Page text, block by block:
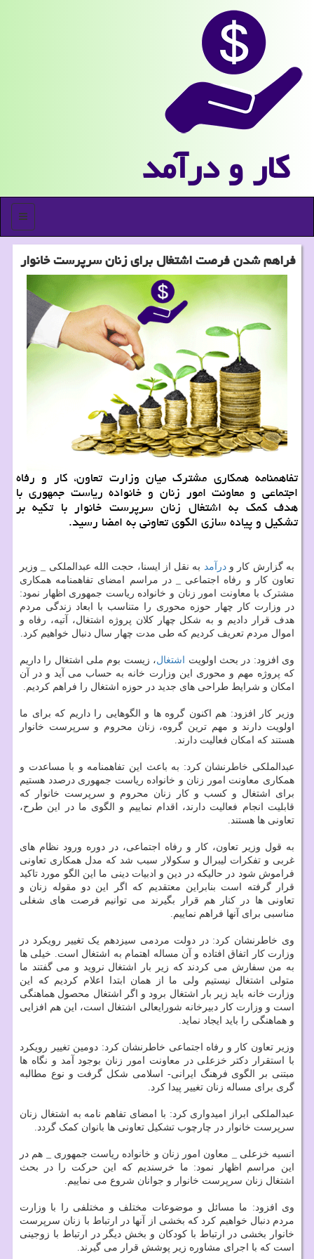
كار و درآمد
منو
فراهم شدن فرصت اشتغال برای زنان سرپرست خانوار
تفاهمنامه همکاری مشترک میان وزارت تعاون، کار و رفاه
اجتماعی و معاونت امور زنان و خانواده ریاست جمهوری با
هدف کمک به اشتغال زنان سرپرست خانوار با تکیه بر
تشکیل و پیاده سازی الگوی تعاونی به امضا رسید.
به گزارش کار ودرآمد به نقل از ایسنا، حجت الله عبدالملکی _ وزیر
تعاون کار و رفاه اجتماعی _ در مراسم امضای تفاهمنامه همکاری
مشترک با معاونت امور زنان و خانواده ریاست جمهوری اظهار نمود:
در وزارت کار چهار حوزه محوری را متناسب با ابعاد زندگی مردم
هدف قرار دادیم و به شکل چهار کلان پروژه اشتغال، آتیه، رفاه و
اموال مردم تعریف کردیم که طی مدت چهار سال دنبال خواهیم کرد.
وی افزود: در بحث اولویت اشتغال، زیست بوم ملی اشتغال را داریم
که پروژه مهم و محوری این وزارت خانه به حساب می آید و در آن
امکان و شرایط طراحی های جدید در حوزه اشتغال را فراهم کردیم.
وزیر کار افزود: هم اکنون گروه ها و الگوهایی را داریم که برای ما
اولویت دارند و مهم ترین گروه، زنان محروم و سرپرست خانوار
هستند که امکان فعالیت دارند.
عبدالملکی خاطرنشان کرد: به باعث این تفاهمنامه و با مساعدت و
همکاری معاونت امور زنان و خانواده ریاست جمهوری درصدد هستیم
برای اشتغال و کسب و کار زنان محروم و سرپرست خانوار که
قابلیت انجام فعالیت دارند، اقدام نماییم و الگوی ما در این طرح،
تعاونی ها هستند.
به قول وزیر تعاون، کار و رفاه اجتماعی، در دوره ورود نظام های
غربی و تفکرات لیبرال و سکولار سبب شد که مدل همکاری تعاونی
فراموش شود در حالیکه در دین و ادبیات دینی ما این الگو مورد تاکید
قرار گرفته است بنابراین معتقدیم که اگر این دو مقوله زنان و
تعاونی ها در کنار هم قرار بگیرند می توانیم فرصت های شغلی
مناسبی برای آنها فراهم نماییم.
وی خاطرنشان کرد: در دولت مردمی سیزدهم یک تغییر رویکرد در
وزارت کار اتفاق افتاده و آن مساله اهتمام به اشتغال است. خیلی ها
به من سفارش می کردند که زیر بار اشتغال نروید و می گفتند ما
متولی اشتغال نیستیم ولی ما از همان ابتدا اعلام کردیم که این
وزارت خانه باید زیر بار اشتغال برود و اگر اشتغال محصول هماهنگی
است و وزارت کار دبیرخانه شورایعالی اشتغال است، این هم افزایی
و هماهنگی را باید ایجاد نماید.
وزیر تعاون کار و رفاه اجتماعی خاطرنشان کرد: دومین تغییر رویکرد
با استقرار دکتر خزعلی در معاونت امور زنان بوجود آمد و نگاه ها
مبتنی بر الگوی فرهنگ ایرانی- اسلامی شکل گرفت و نوع مطالبه
گری برای مساله زنان تغییر پیدا کرد.
عبدالملکی ابراز امیدواری کرد: با امضای تفاهم نامه به اشتغال زنان
سرپرست خانوار در چارچوب تشکیل تعاونی ها بانوان کمک گردد.
انسیه خزعلی _ معاون امور زنان و خانواده ریاست جمهوری _ هم در
این مراسم اظهار نمود: ما خرسندیم که این حرکت را در بحث
اشتغال زنان سرپرست خانوار و جوانان شروع می نماییم.
وی افزود: ما مسائل و موضوعات مختلف و مختلفی را با وزارت
مردم دنبال خواهیم کرد که بخشی از آنها در ارتباط با زنان سرپرست
خانوار بخشی در ارتباط با کودکان و بخش دیگر در ارتباط با زوجینی
است که با اجرای مشاوره زیر پوشش قرار می گیرند.